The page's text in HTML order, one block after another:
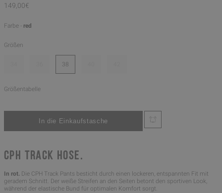
149,00€
Farbe - red
Größen
38
Größentabelle
CPH TRACK HOSE.
In rot. Die CPH Track Pants besticht durch einen lockeren, entspannten Fit mit
geradem Schnitt. Der weiße Streifen an den Seiten betont den sportiven Look,
während der elastische Bund für optimalen Komfort sorgt.